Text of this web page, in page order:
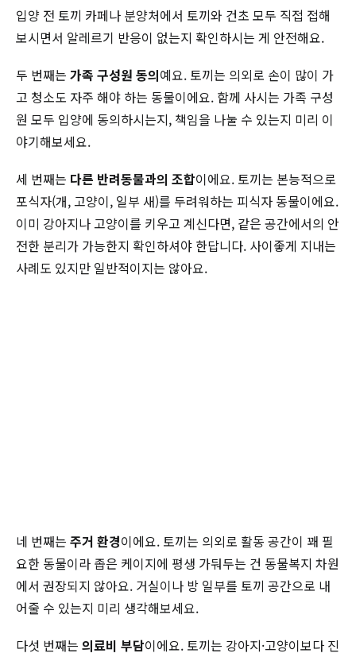
입양 전 토끼 카페나 분양처에서 토끼와 건초 모두 직접 접해
보시면서 알레르기 반응이 없는지 확인하시는 게 안전해요.
두 번째는 가족 구성원 동의예요. 토끼는 의외로 손이 많이 가
고 청소도 자주 해야 하는 동물이에요. 함께 사시는 가족 구성
원 모두 입양에 동의하시는지, 책임을 나눌 수 있는지 미리 이
야기해보세요.
세 번째는 다른 반려동물과의 조합이에요. 토끼는 본능적으로
포식자(개, 고양이, 일부 새)를 두려워하는 피식자 동물이에요.
이미 강아지나 고양이를 키우고 계신다면, 같은 공간에서의 안
전한 분리가 가능한지 확인하셔야 한답니다. 사이좋게 지내는
사례도 있지만 일반적이지는 않아요.
네 번째는 주거 환경이에요. 토끼는 의외로 활동 공간이 꽤 필
요한 동물이라 좁은 케이지에 평생 가둬두는 건 동물복지 차원
에서 권장되지 않아요. 거실이나 방 일부를 토끼 공간으로 내
어줄 수 있는지 미리 생각해보세요.
다섯 번째는 의료비 부담이에요. 토끼는 강아지·고양이보다 진